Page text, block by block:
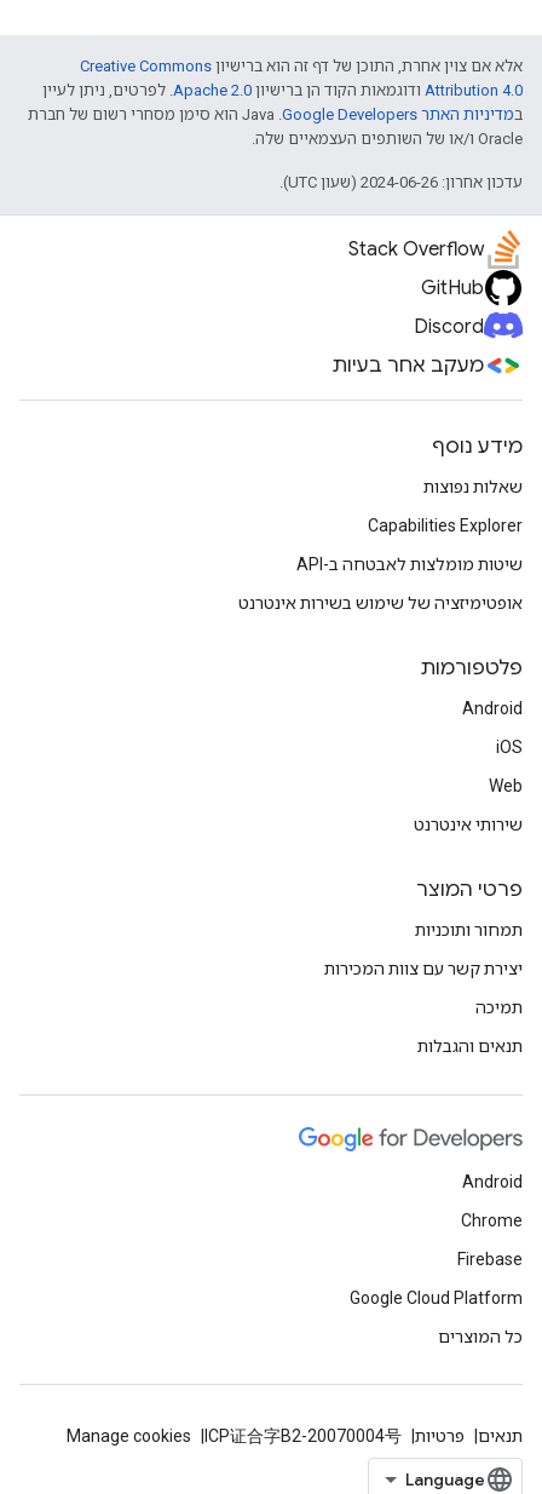
אלא אם צוין אחרת, התוכן של דף זה הוא ברישיון Creative Commons
Attribution 4.0 ודוגמאות הקוד הן ברישיון Apache 2.0. לפרטים, ניתן לעיין
במדיניות האתר Google Developers‏
.‏ Java הוא סימן מסחרי רשום של חברת
Oracle ו/או של השותפים העצמאיים שלה.
עדכון אחרון: 2024-06-26 (שעון UTC).
Stack Overflow
GitHub
Discord
מעקב אחר בעיות
מידע נוסף
שאלות נפוצות
Capabilities Explorer
שיטות מומלצות לאבטחה ב-API
אופטימיזציה של שימוש בשירות אינטרנט
פלטפורמות
Android
iOS
Web
שירותי אינטרנט
פרטי המוצר
תמחור ותוכניות
יצירת קשר עם צוות המכירות
תמיכה
תנאים והגבלות
Android
Chrome
Firebase
Google Cloud Platform
כל המוצרים
תנאים פרטיות ICP证合字B2-20070004号
Manage cookies